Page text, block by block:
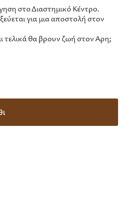
στο Διαστημικό Κέντρο.
για μια αποστολή στον
τελικά θα βρουν ζωή στον Άρη;